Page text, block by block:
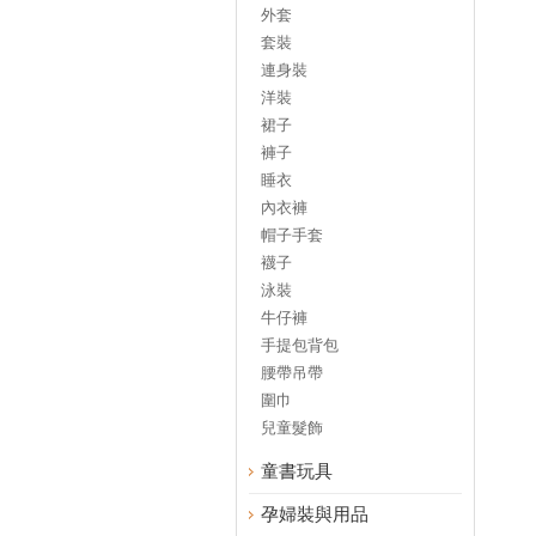
外套
套裝
連身裝
洋裝
裙子
褲子
睡衣
內衣褲
帽子手套
襪子
泳裝
牛仔褲
手提包背包
腰帶吊帶
圍巾
兒童髮飾
童書玩具
孕婦裝與用品